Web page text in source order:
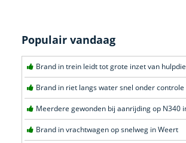
Populair vandaag
Brand in vrachtwagen op snelweg in Weert